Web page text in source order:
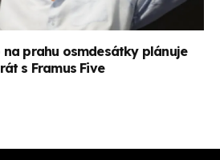
na prahu osmdesátky plánuje
s Framus Five